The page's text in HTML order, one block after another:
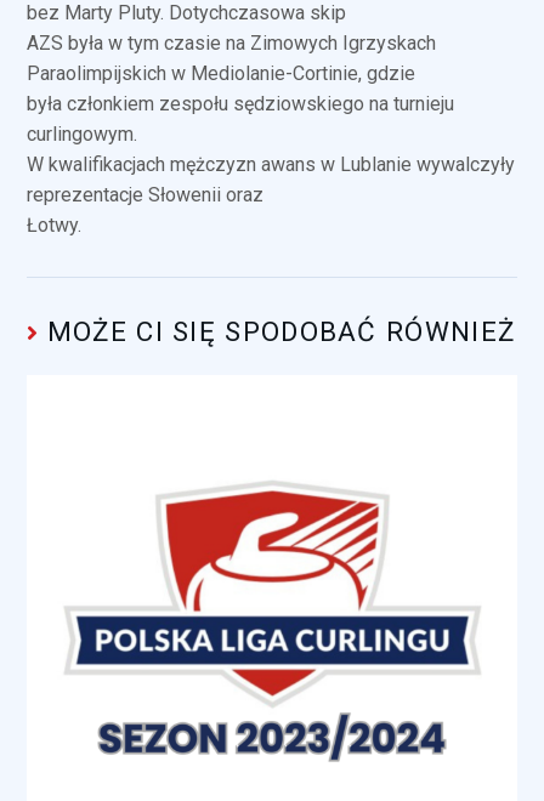
bez Marty Pluty. Dotychczasowa skip
AZS była w tym czasie na Zimowych Igrzyskach
Paraolimpijskich w Mediolanie-Cortinie, gdzie
była członkiem zespołu sędziowskiego na turnieju
curlingowym.
W kwalifikacjach mężczyzn awans w Lublanie wywalczyły
reprezentacje Słowenii oraz
Łotwy.
MOŻE CI SIĘ SPODOBAĆ RÓWNIEŻ